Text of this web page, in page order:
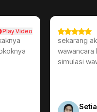
Play Video
sekarang
wawancara
simulasi